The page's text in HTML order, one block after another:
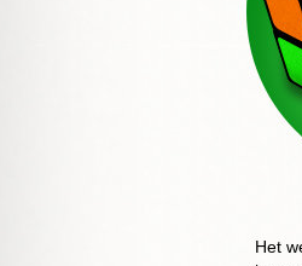
Het